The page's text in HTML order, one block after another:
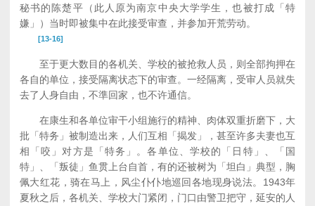
秘书的陈楚平（此人原为南京中央大学学生，也被打成「特
嫌」）当时即被集中在此接受审查，并参加开荒劳动。
[13-16]
至于更大数目的各机关、学校的被抢救人员，则全部拘押在
各自的单位，接受隔离状态下的审查。一经隔离，受审人员就失
去了人身自由，不準回家，也不许通信。
在康生和各单位审干小组施行的精神、肉体双重折磨下，大
批「特务」被制造出来，人们互相「揭发」，甚至许多夫妻也互
相「咬」对方是「特务」。各单位、学校的「日特」、「国
特」、「叛徒」鱼贯上台自首，有的还被树为「坦白」典型，胸
佩大红花，骑在马上，风尘仆仆地巡回各地现身说法。1943年
夏秋之后，各机关、学校大门紧闭，门口由警卫把守，延安的人